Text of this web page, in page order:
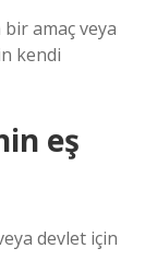
bir amaç veya
kendi
eş
devlet için